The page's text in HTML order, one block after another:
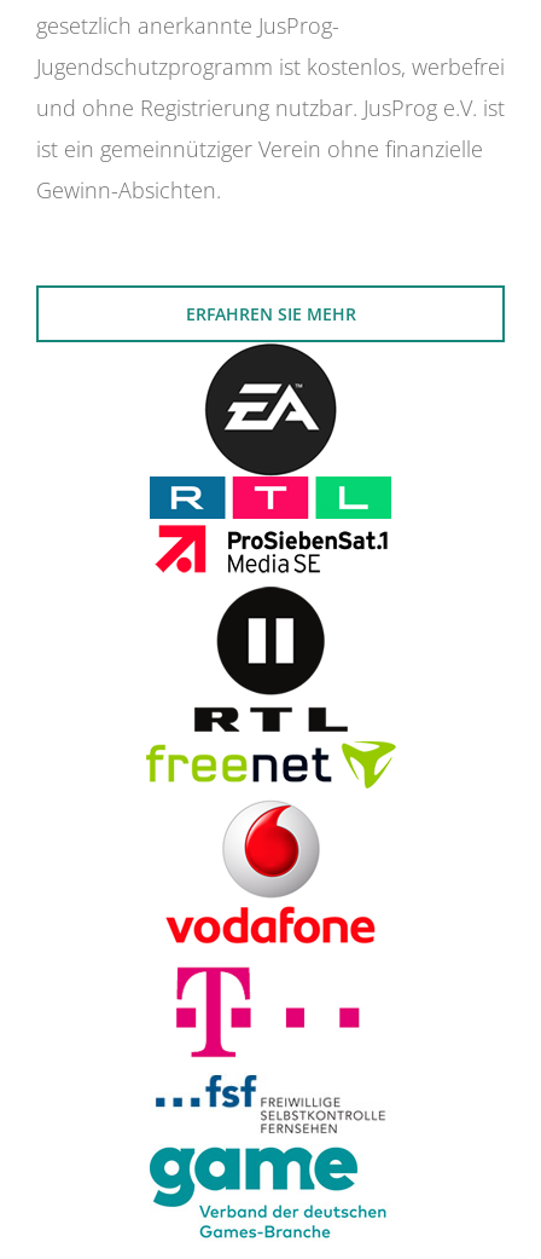
gesetzlich anerkannte JusProg-
Jugendschutzprogramm ist kostenlos, werbefrei
und ohne Registrierung nutzbar. JusProg e.V. ist
ist ein gemeinnütziger Verein ohne finanzielle
Gewinn-Absichten.
ERFAHREN SIE MEHR